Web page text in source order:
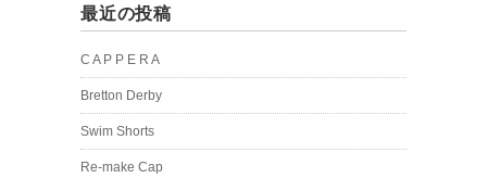
最近の投稿
C A P P E R A
Bretton Derby
Swim Shorts
Re-make Cap